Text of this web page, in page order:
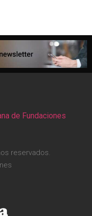
de Fundaciones
reservados.